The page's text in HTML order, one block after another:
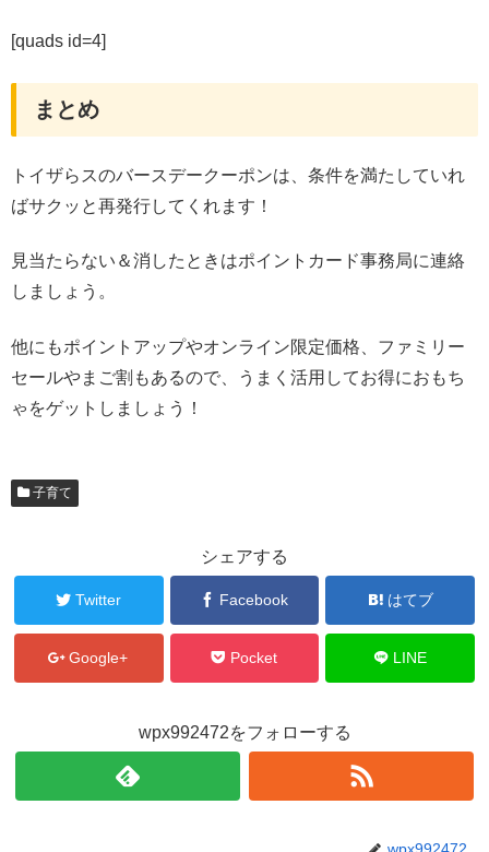
[quads id=4]
まとめ
トイザらスのバースデークーポンは、条件を満たしていれ
ばサクッと再発行してくれます！
見当たらない＆消したときはポイントカード事務局に連絡
しましょう。
他にもポイントアップやオンライン限定価格、ファミリー
セールやまご割もあるので、うまく活用してお得におもち
ゃをゲットしましょう！
子育て
シェアする
Twitter Facebook はてブ
Google+ Pocket LINE
wpx992472をフォローする
wpx992472